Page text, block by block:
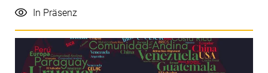
Durchführung
In Präsenz